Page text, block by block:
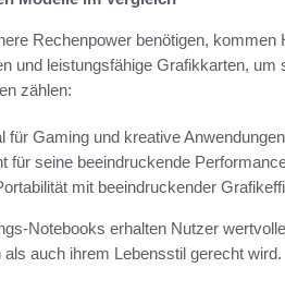
Rechenpower benötigen,
und leistungsfähige Grafikkarten,
zählen:
Gaming und kreative Anwendungen
für seine beeindruckende
mit beeindruckender
Notebooks erhalten Nutzer
auch ihrem Lebensstil gerecht wird.